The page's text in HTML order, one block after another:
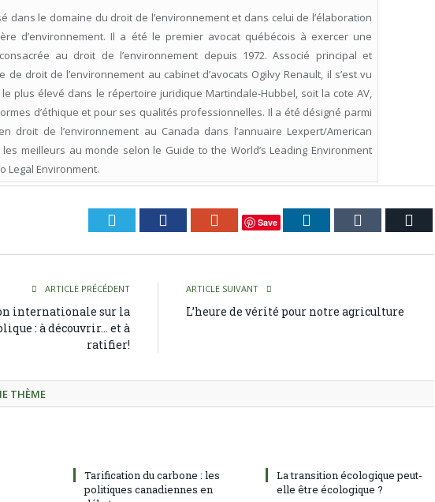
dans le domaine du droit de l’environnement et dans celui de l’élaboration
d’environnement. Il a été le premier avocat québécois à exercer une
au droit de l’environnement depuis 1972. Associé principal et
de droit de l’environnement au cabinet d’avocats Ogilvy Renault, il s’est vu
plus élevé dans le répertoire juridique Martindale-Hubbel, soit la cote AV,
d’éthique et pour ses qualités professionnelles. Il a été désigné parmi
droit de l’environnement au Canada dans l’annuaire Lexpert/American
meilleurs au monde selon le Guide to the World’s Leading Environment
Legal Environment.
Twitter Facebook Google+
Save LinkedIn Tumblr
ARTICLE PRÉCÉDENT
internationale sur la
: à découvrir… et à
ratifier!
ARTICLE SUIVANT
L’heure de vérité pour notre agriculture
THÈME
Tarification du carbone : les
politiques canadiennes en
La transition écologique peut-
elle être écologique ?